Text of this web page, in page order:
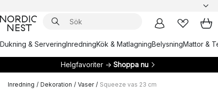
Dukning & ServeringInredningKök & MatlagningBelysningMattor &
Helgfavoriter → Shoppa nu
Inredning / Dekoration / Vaser / Squeeze vas 23 cm